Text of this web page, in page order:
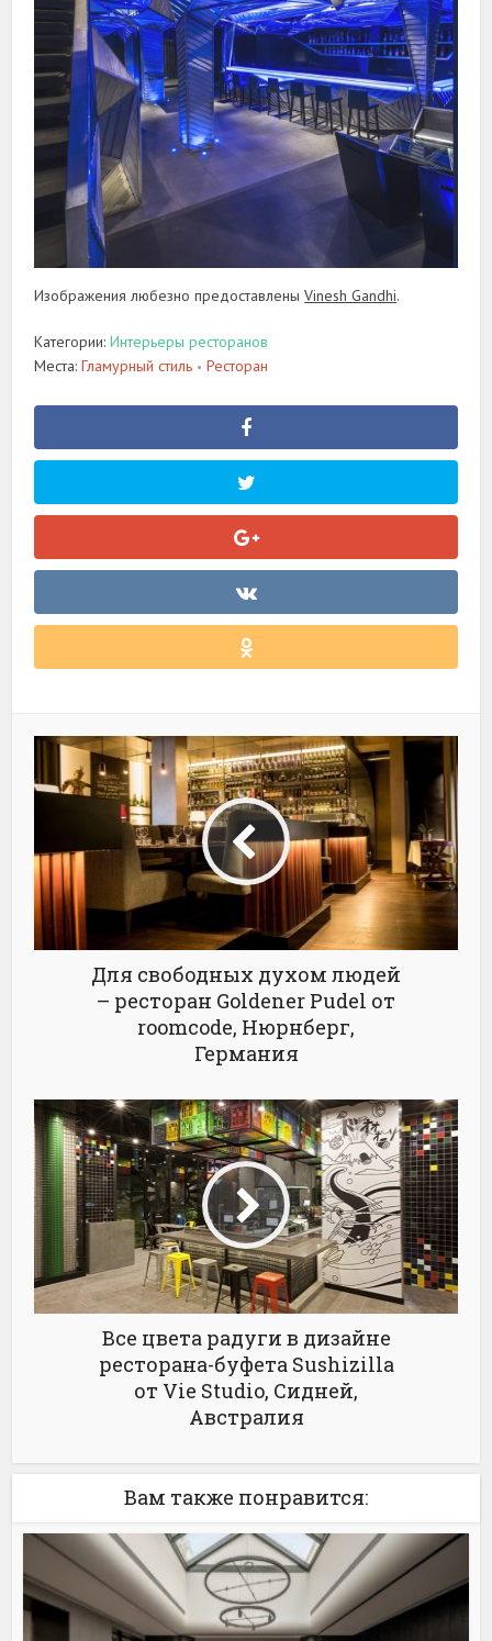
Изображения любезно предоставленыVinesh Gandhi.
Категории:Интерьеры ресторанов
Места:Гламурный стиль • Ресторан
Для свободных духом людей
– ресторан Goldener Pudel от
roomcode, Нюрнберг,
Германия
Все цвета радуги в дизайне
ресторана-буфета Sushizilla
от Vie Studio, Сидней,
Австралия
Вам также понравится: